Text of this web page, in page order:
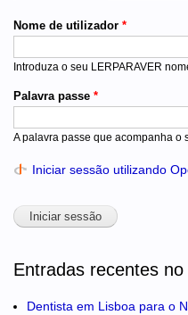
Nome de utilizador *
Introduza o seu LERPARAVER
Palavra passe *
A palavra passe que acompanha o
Iniciar sessão utilizando
Entradas recentes no
Dentista em Lisboa para o